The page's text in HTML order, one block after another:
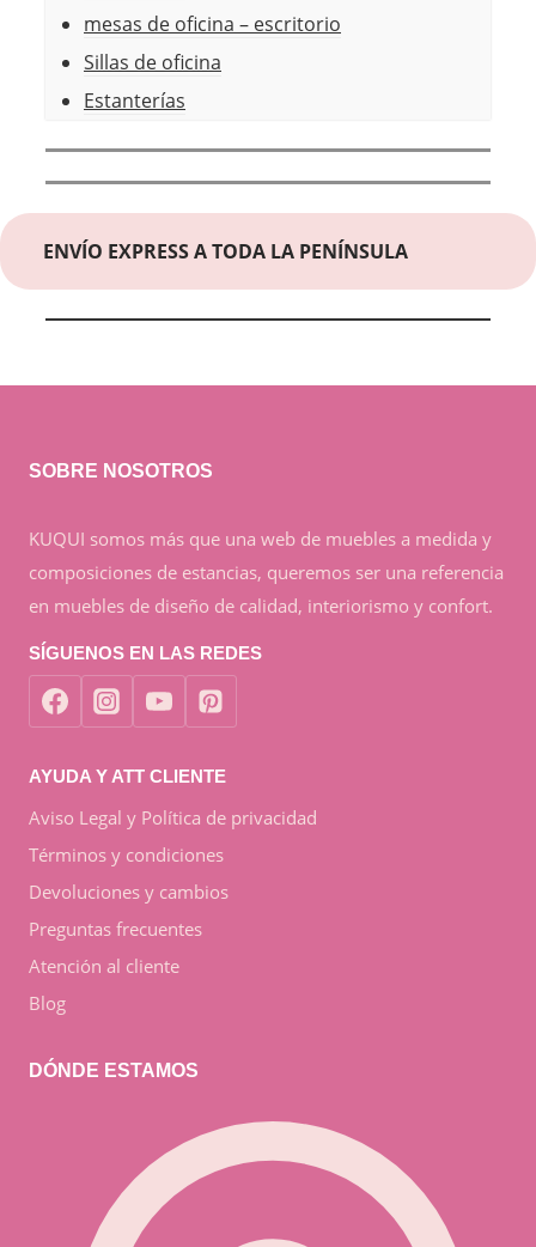
mesas de oficina – escritorio
Sillas de oficina
Estanterías
ENVÍO EXPRESS A TODA LA PENÍNSULA
SOBRE NOSOTROS
KUQUI somos más que una web de muebles a medida y
composiciones de estancias, queremos ser una referencia
en muebles de diseño de calidad, interiorismo y confort.
SÍGUENOS EN LAS REDES
AYUDA Y ATT CLIENTE
Aviso Legal y Política de privacidad
Términos y condiciones
Devoluciones y cambios
Preguntas frecuentes
Atención al cliente
Blog
DÓNDE ESTAMOS